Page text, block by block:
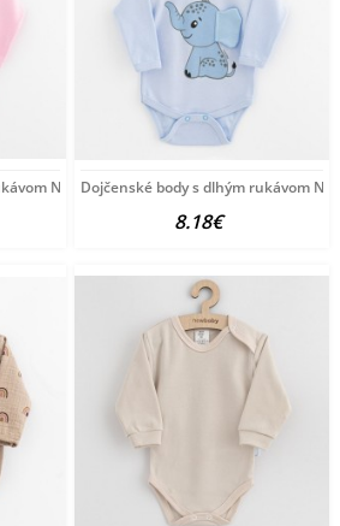
New Baby Happy Elephant pink
Dojčenské body s dlhým rukávom
8.18€